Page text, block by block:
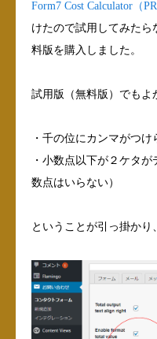
Form7 Cost Calculator（
けたので試用してみた
料版を購入しました。
試用版（無料版）でもよ
・千の位にカンマがつけ
・小数点以下が２ケタ
数点はいらない）
ということが引っ掛かり、